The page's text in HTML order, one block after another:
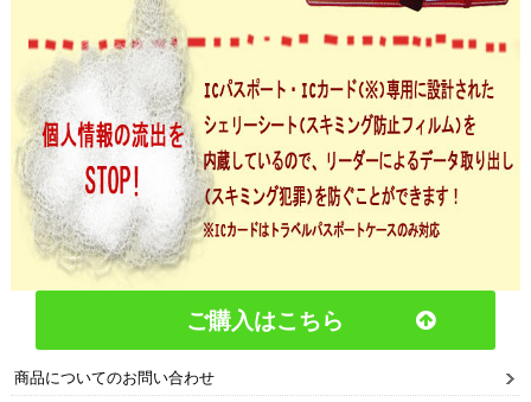
ご購入はこちら
商品についてのお問い合わせ